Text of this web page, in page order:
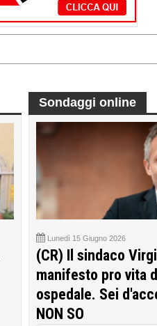
Sondaggi online
Lunedì 15 Giugno 2026
(CR) Il sindaco
manifesto pro vita
ospedale. Sei
NON SO